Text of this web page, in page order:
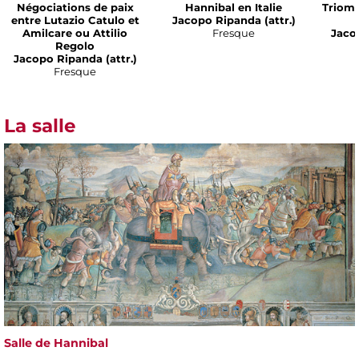
Négociations de paix
entre Lutazio Catulo et
Amilcare ou Attilio
Regolo
Jacopo Ripanda (attr.)
Fresque
Hannibal en Italie
Jacopo Ripanda (attr.)
Fresque
La salle
Salle de Hannibal